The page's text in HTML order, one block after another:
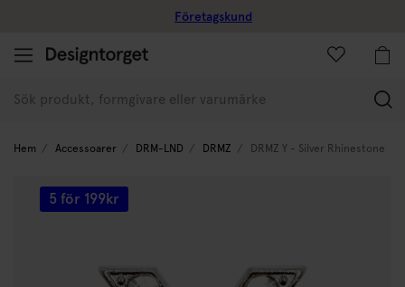
Företagskund
Hem Accessoarer DRM-LND DRMZ DRMZ Y - Silver Rhinestone
5 för 199kr